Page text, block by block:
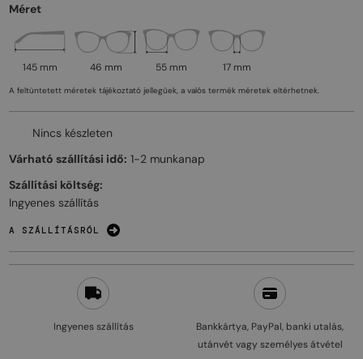
Ingyenes szállítás
Bankkártya, PayPal, banki utalás,
utánvét vagy személyes átvétel
Méret
145 mm 46 mm 55 mm 17 mm
A feltüntetett méretek tájékoztató jellegűek, a valós termék méretek eltérhetnek.
Nincs készleten
Várható szállítási idő: 1-2 munkanap
Szállítási költség:
Ingyenes szállítás
A SZÁLLÍTÁSRÓL